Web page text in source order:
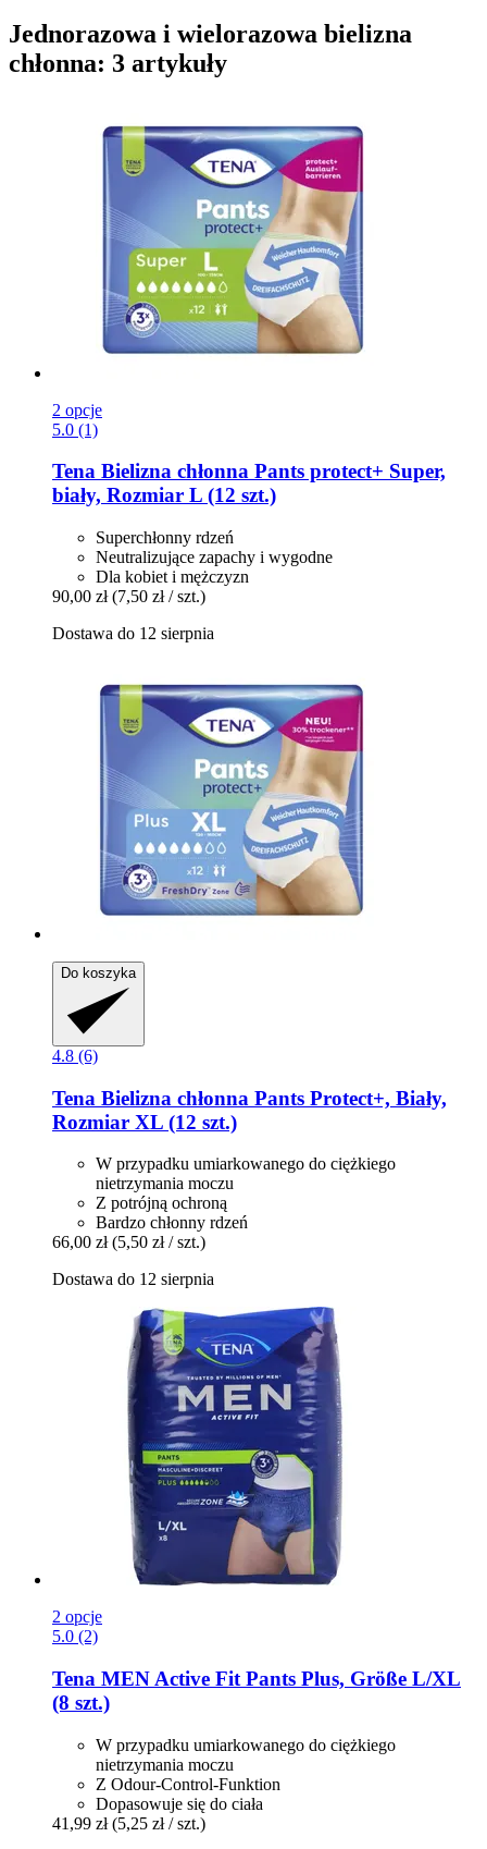
Jednorazowa i wielorazowa bielizna
chłonna: 3 artykuły
2 opcje
5.0 (1)
Tena Bielizna chłonna Pants protect+ Super,
biały, Rozmiar L (12 szt.)
Superchłonny rdzeń
Neutralizujące zapachy i wygodne
Dla kobiet i mężczyzn
90,00 zł (7,50 zł / szt.)
Dostawa do 12 sierpnia
Do koszyka
4.8 (6)
Tena Bielizna chłonna Pants Protect+, Biały,
Rozmiar XL (12 szt.)
W przypadku umiarkowanego do ciężkiego
nietrzymania moczu
Z potrójną ochroną
Bardzo chłonny rdzeń
66,00 zł (5,50 zł / szt.)
Dostawa do 12 sierpnia
2 opcje
5.0 (2)
Tena MEN Active Fit Pants Plus, Größe L/XL
(8 szt.)
W przypadku umiarkowanego do ciężkiego
nietrzymania moczu
Z Odour-Control-Funktion
Dopasowuje się do ciała
41,99 zł (5,25 zł / szt.)